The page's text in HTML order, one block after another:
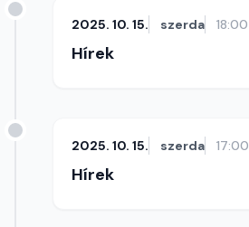
2025. 10. 15. szerda 18:00
Hírek
2025. 10. 15. szerda 17:00
Hírek